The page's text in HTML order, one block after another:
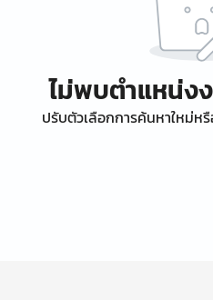
ไม่พบตำแหน่
ปรับตัวเลือกการค้นหาใหม่ห